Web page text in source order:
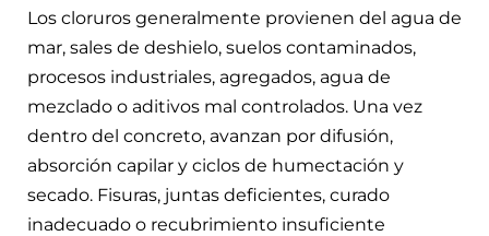
Los cloruros generalmente provienen del agua de
mar, sales de deshielo, suelos contaminados,
procesos industriales, agregados, agua de
mezclado o aditivos mal controlados. Una vez
dentro del concreto, avanzan por difusión,
absorción capilar y ciclos de humectación y
secado. Fisuras, juntas deficientes, curado
inadecuado o recubrimiento insuficiente